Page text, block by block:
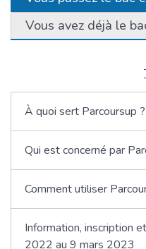
Vous avez déjà le
À quoi sert Parcoursup ?
Qui est concerné par
Comment utiliser
Information, inscription
2022 au 9 mars 2023